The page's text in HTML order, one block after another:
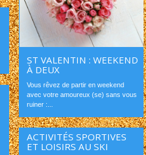
ST VALENTIN : WEEKEND
À DEUX
Vous rêvez de partir en weekend
avec votre amoureux (se) sans vous
ruiner :...
ACTIVITÉS SPORTIVES
ET LOISIRS AU SKI